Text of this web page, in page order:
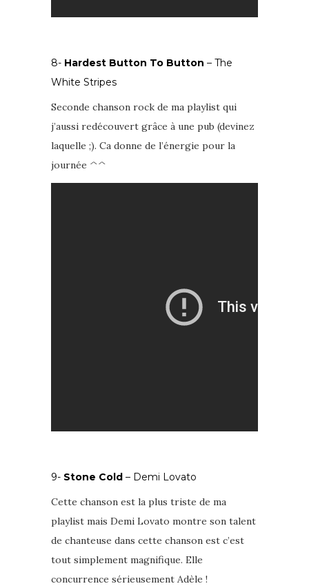
8- Hardest Button To Button – The
White Stripes
Seconde chanson rock de ma playlist qui
j’aussi redécouvert grâce à une pub (devinez
laquelle ;). Ca donne de l’énergie pour la
journée ^^
9- Stone Cold – Demi Lovato
Cette chanson est la plus triste de ma
playlist mais Demi Lovato montre son talent
de chanteuse dans cette chanson est c’est
tout simplement magnifique. Elle
concurrence sérieusement Adèle !